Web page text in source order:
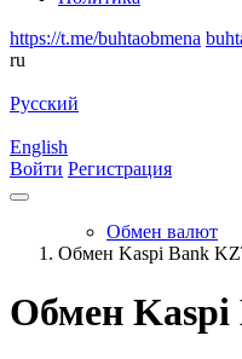
https://t.me/buhtaobmena
ru
Русский
English
Войти Регистрация
Обмен валют
Обмен Kaspi Bank
Обмен Kaspi